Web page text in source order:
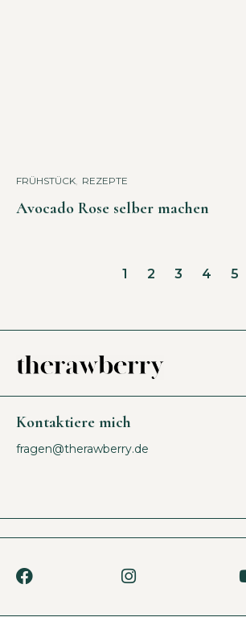
FRÜHSTÜCK, REZEPTE
Avocado Rose selber machen
1 2 3 4 5
Kontaktiere mich
fragen@therawberry.de